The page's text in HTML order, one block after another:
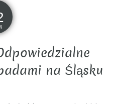
na Śląsku